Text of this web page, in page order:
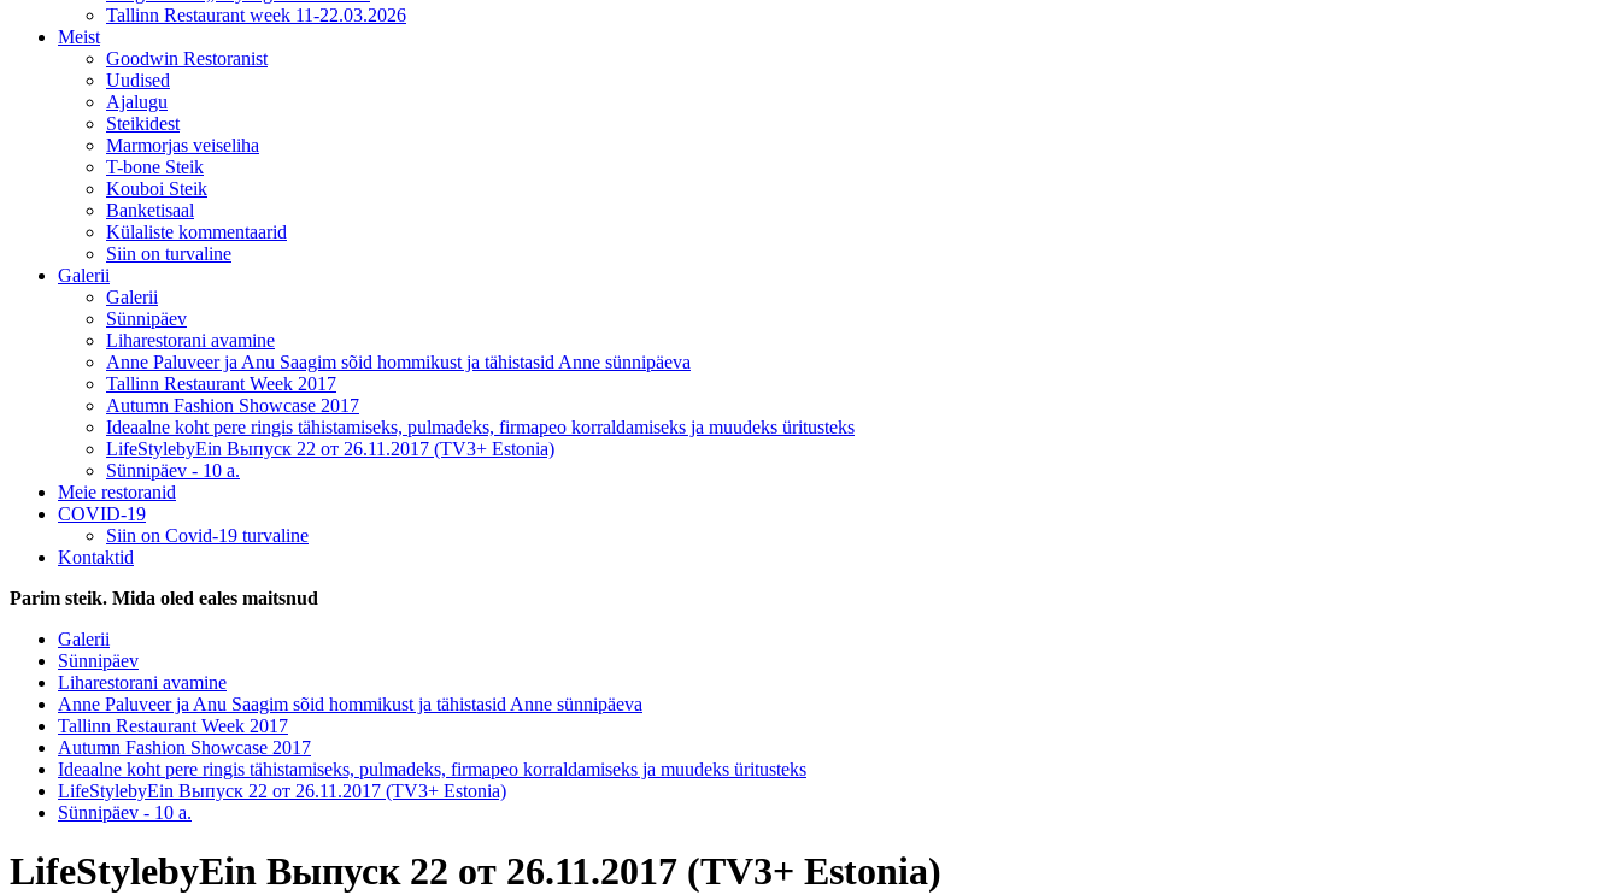
Tallinn Restaurant week 11-22.03.2026
Meist
Goodwin Restoranist
Uudised
Ajalugu
Steikidest
Marmorjas veiseliha
T-bone Steik
Kouboi Steik
Banketisaal
Külaliste kommentaarid
Siin on turvaline
Galerii
Galerii
Sünnipäev
Liharestorani avamine
Anne Paluveer ja Anu Saagim sõid hommikust ja tähistasid Anne sünnipäeva
Tallinn Restaurant Week 2017
Autumn Fashion Showcase 2017
Ideaalne koht pere ringis tähistamiseks, pulmadeks, firmapeo korraldamiseks ja muudeks üritusteks
LifeStylebyEin Выпуск 22 от 26.11.2017 (TV3+ Estonia)
Sünnipäev - 10 a.
Meie restoranid
COVID-19
Siin on Covid-19 turvaline
Kontaktid
Parim steik. Mida oled eales maitsnud
Galerii
Sünnipäev
Liharestorani avamine
Anne Paluveer ja Anu Saagim sõid hommikust ja tähistasid Anne sünnipäeva
Tallinn Restaurant Week 2017
Autumn Fashion Showcase 2017
Ideaalne koht pere ringis tähistamiseks, pulmadeks, firmapeo korraldamiseks ja muudeks üritusteks
LifeStylebyEin Выпуск 22 от 26.11.2017 (TV3+ Estonia)
Sünnipäev - 10 a.
LifeStylebyEin Выпуск 22 от 26.11.2017 (TV3+ Estonia)